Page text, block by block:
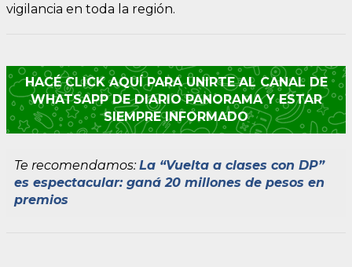
vigilancia en toda la región.
HACÉ CLICK AQUÍ PARA UNIRTE AL CANAL DE
WHATSAPP DE DIARIO PANORAMA Y ESTAR
SIEMPRE INFORMADO
Te recomendamos:La “Vuelta a clases con DP”
es espectacular: ganá 20 millones de pesos en
premios